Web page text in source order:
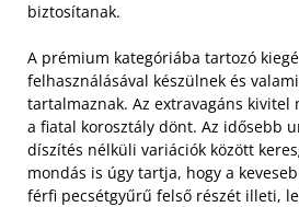
biztosítanak.
A prémium kategóriába tartozó
felhasználásával készülnek és
tartalmaznak. Az extravagáns kivitel
a fiatal korosztály dönt. Az idősebb
díszítés nélküli variációk között
mondás is úgy tartja, hogy a
férfi pecsétgyűrű felső részét illeti,